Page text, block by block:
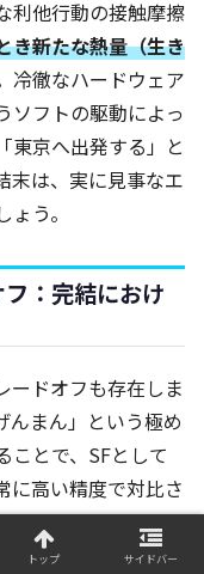
利他行動の接触摩擦
き新たな熱量（生き
冷徹なハードウェア
ソフトの駆動によっ
東京へ出発する」と
末は、実に見事なエ
う。
：完結におけ
ードオフも存在しま
んまん」という極め
ことで、SFとして
に高い精度で対比さ
す。
トップ サイドバー